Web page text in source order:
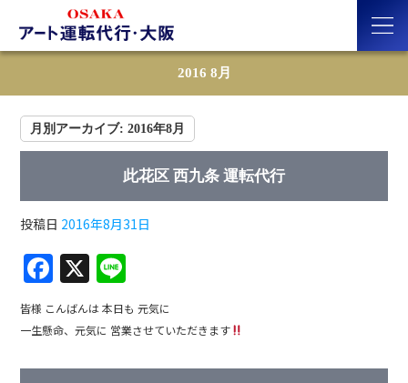
2016 8月
月別アーカイブ:2016年8月
此花区 西九条 運転代行
投稿日 2016年8月31日
F
a
c
X
n
e
皆様 こんばんは 本日も 元気に
一生懸命、元気に 営業させていただきます